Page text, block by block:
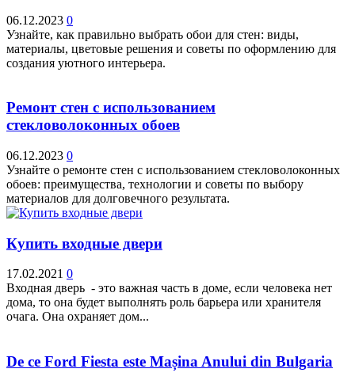
06.12.2023 0
Узнайте, как правильно выбрать обои для стен: виды,
материалы, цветовые решения и советы по оформлению для
создания уютного интерьера.
Ремонт стен с использованием
стекловолоконных обоев
06.12.2023 0
Узнайте о ремонте стен с использованием стекловолоконных
обоев: преимущества, технологии и советы по выбору
материалов для долговечного результата.
Купить входные двери
17.02.2021 0
Входная дверь - это важная часть в доме, если человека нет
дома, то она будет выполнять роль барьера или хранителя
очага. Она охраняет дом...
De ce Ford Fiesta este Mașina Anului din Bulgaria